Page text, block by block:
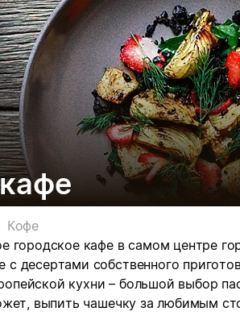
Кофе
городское кафе в самом центре
десертами собственного
кухни – большой выбор
выпить чашечку за любимым